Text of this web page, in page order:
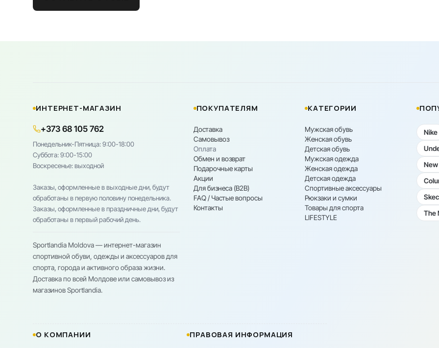
ИНТЕРНЕТ-МАГАЗИН
+373 68 105 762
Понедельник-Пятница: 9:00-18:00
Cуббота: 9:00-15:00
Воскресенье: выходной
Заказы, оформленные в выходные дни, будут
обработаны в первую половину понедельника.
Заказы, оформленные в праздничные дни, будут
обработаны в первый рабочий день.
Sportlandia Moldova — интернет-магазин
спортивной обуви, одежды и аксессуаров для
спорта, города и активного образа жизни.
Доставка по всей Молдове или самовывоз из
магазинов Sportlandia.
ПОКУПАТЕЛЯМ
Доставка
Самовывоз
Оплата
Обмен и возврат
Подарочные карты
Акции
Для бизнеса (B2B)
FAQ / Частые вопросы
Контакты
КАТЕГОРИИ
Мужская обувь
Женская обувь
Детская обувь
Мужская одежда
Женская одежда
Детская одежда
Спортивные аксессуары
Рюкзаки и сумки
Товары для спорта
LIFESTYLE
Nike
The
О КОМПАНИИ ПРАВОВАЯ ИНФОРМАЦИЯ